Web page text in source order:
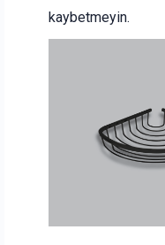
kaybetmeyin.